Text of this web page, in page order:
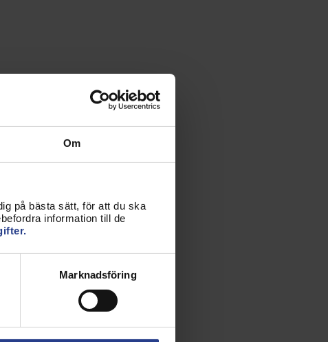
Om
på bästa sätt, för att du ska
information till de
Marknadsföring